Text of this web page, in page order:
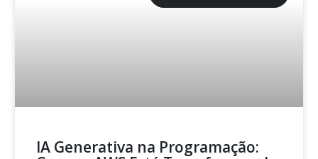
IA Generativa na Programação: